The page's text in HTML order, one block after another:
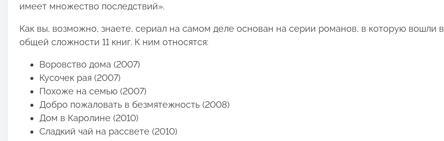
имеет множество последствий».
Как вы, возможно, знаете, сериал на самом деле основан на серии романов, в которую вошли в
общей сложности 11 книг. К ним относятся:
Воровство дома (2007)
Кусочек рая (2007)
Похоже на семью (2007)
Добро пожаловать в безмятежность (2008)
Дом в Каролине (2010)
Сладкий чай на рассвете (2010)